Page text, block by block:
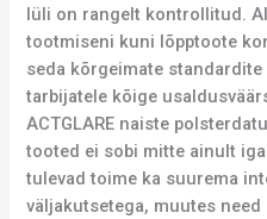
lüli on rangelt kontrollitud.
tootmiseni kuni lõpptoote
seda kõrgeimate
tarbijatele kõige
ACTGLARE naiste
tooted ei sobi mitte ainult
tulevad toime ka suurema
väljakutsetega, muutes